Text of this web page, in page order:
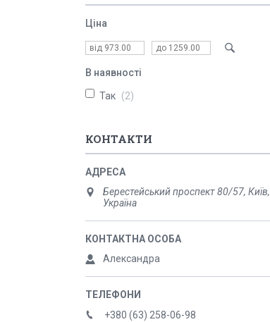
Ціна
В наявності
Так 2
КОНТАКТИ
Берестейський проспект 80/57, Київ,
Україна
Александра
+380 (63) 258-06-98